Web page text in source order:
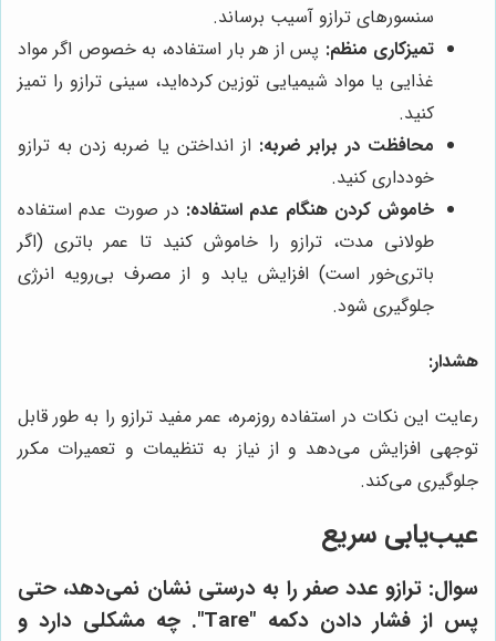
سنسورهای ترازو آسیب برساند.
تمیزکاری منظم: پس از هر بار استفاده، به خصوص اگر مواد
غذایی یا مواد شیمیایی توزین کرده‌اید، سینی ترازو را تمیز
کنید.
محافظت در برابر ضربه: از انداختن یا ضربه زدن به ترازو
خودداری کنید.
خاموش کردن هنگام عدم استفاده: در صورت عدم استفاده
طولانی مدت، ترازو را خاموش کنید تا عمر باتری (اگر
باتری‌خور است) افزایش یابد و از مصرف بی‌رویه انرژی
جلوگیری شود.
هشدار:
رعایت این نکات در استفاده روزمره، عمر مفید ترازو را به طور قابل
توجهی افزایش می‌دهد و از نیاز به تنظیمات و تعمیرات مکرر
جلوگیری می‌کند.
عیب‌یابی سریع
سوال: ترازو عدد صفر را به درستی نشان نمی‌دهد، حتی
پس از فشار دادن دکمه "Tare". چه مشکلی دارد و